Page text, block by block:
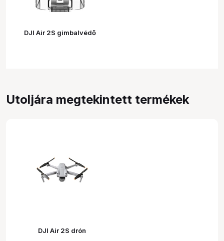
DJI Air 2S gimbalvédő
Utoljára megtekintett termékek
DJI Air 2S drón